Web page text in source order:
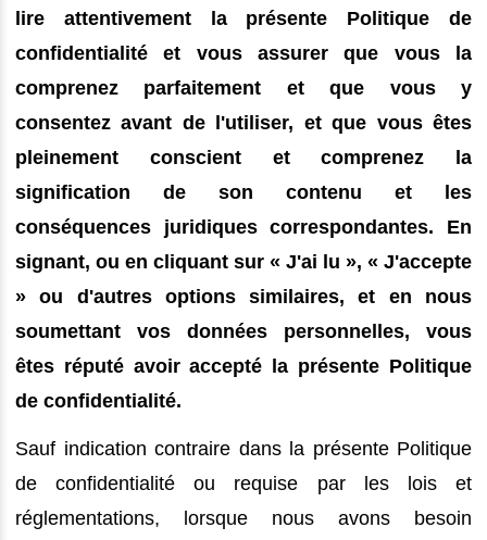
lire attentivement la présente Politique de
confidentialité et vous assurer que vous la
comprenez parfaitement et que vous y
consentez avant de l'utiliser, et que vous êtes
pleinement conscient et comprenez la
signification de son contenu et les
conséquences juridiques correspondantes. En
signant, ou en cliquant sur « J'ai lu », « J'accepte
» ou d'autres options similaires, et en nous
soumettant vos données personnelles, vous
êtes réputé avoir accepté la présente Politique
de confidentialité.
Sauf indication contraire dans la présente Politique
de confidentialité ou requise par les lois et
réglementations, lorsque nous avons besoin